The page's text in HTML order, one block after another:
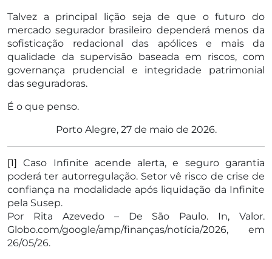
Talvez a principal lição seja de que o futuro do
mercado segurador brasileiro dependerá menos da
sofisticação redacional das apólices e mais da
qualidade da supervisão baseada em riscos, com
governança prudencial e integridade patrimonial
das seguradoras.
É o que penso.
Porto Alegre, 27 de maio de 2026.
[1] Caso Infinite acende alerta, e seguro garantia
poderá ter autorregulação. Setor vê risco de crise de
confiança na modalidade após liquidação da Infinite
pela Susep.
Por Rita Azevedo – De São Paulo. In, Valor.
Globo.com/google/amp/finanças/notícia/2026, em
26/05/26.